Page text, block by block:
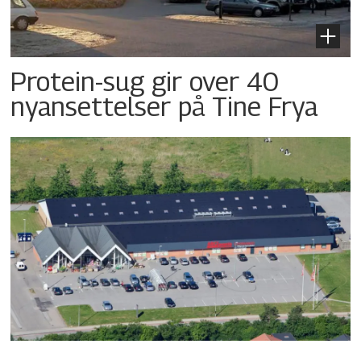
Protein-sug gir over 40
nyansettelser på Tine Frya